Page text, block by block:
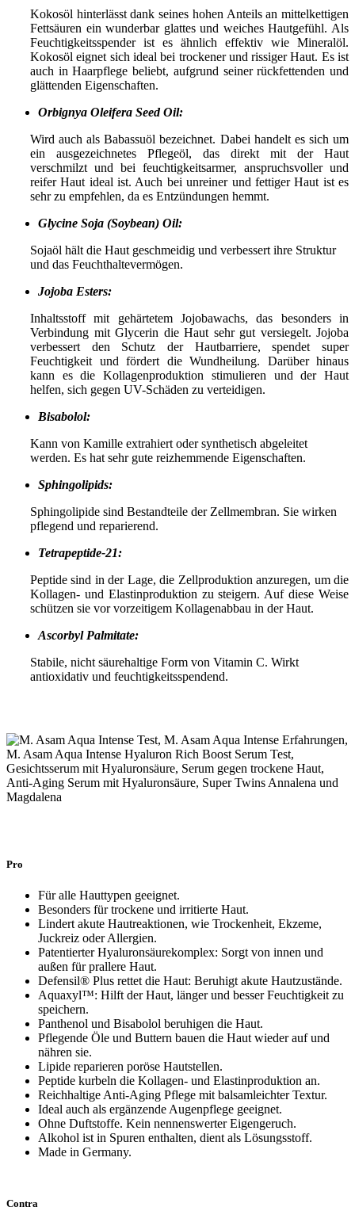
Kokosöl hinterlässt dank seines hohen Anteils an mittelkettigen
Fettsäuren ein wunderbar glattes und weiches Hautgefühl. Als
Feuchtigkeitsspender ist es ähnlich effektiv wie Mineralöl.
Kokosöl eignet sich ideal bei trockener und rissiger Haut. Es ist
auch in Haarpflege beliebt, aufgrund seiner rückfettenden und
glättenden Eigenschaften.
Orbignya Oleifera Seed Oil:
Wird auch als Babassuöl bezeichnet. Dabei handelt es sich um
ein ausgezeichnetes Pflegeöl, das direkt mit der Haut
verschmilzt und bei feuchtigkeitsarmer, anspruchsvoller und
reifer Haut ideal ist. Auch bei unreiner und fettiger Haut ist es
sehr zu empfehlen, da es Entzündungen hemmt.
Glycine Soja (Soybean) Oil:
Sojaöl hält die Haut geschmeidig und verbessert ihre Struktur
und das Feuchthaltevermögen.
Jojoba Esters:
Inhaltsstoff mit gehärtetem Jojobawachs, das besonders in
Verbindung mit Glycerin die Haut sehr gut versiegelt. Jojoba
verbessert den Schutz der Hautbarriere, spendet super
Feuchtigkeit und fördert die Wundheilung. Darüber hinaus
kann es die Kollagenproduktion stimulieren und der Haut
helfen, sich gegen UV-Schäden zu verteidigen.
Bisabolol:
Kann von Kamille extrahiert oder synthetisch abgeleitet
werden. Es hat sehr gute reizhemmende Eigenschaften.
Sphingolipids:
Sphingolipide sind Bestandteile der Zellmembran. Sie wirken
pflegend und reparierend.
Tetrapeptide-21:
Peptide sind in der Lage, die Zellproduktion anzuregen, um die
Kollagen- und Elastinproduktion zu steigern. Auf diese Weise
schützen sie vor vorzeitigem Kollagenabbau in der Haut.
Ascorbyl Palmitate:
Stabile, nicht säurehaltige Form von Vitamin C. Wirkt
antioxidativ und feuchtigkeitsspendend.
Pro
Für alle Hauttypen geeignet.
Besonders für trockene und irritierte Haut.
Lindert akute Hautreaktionen, wie Trockenheit, Ekzeme,
Juckreiz oder Allergien.
Patentierter Hyaluronsäurekomplex: Sorgt von innen und
außen für prallere Haut.
Defensil® Plus rettet die Haut: Beruhigt akute Hautzustände.
Aquaxyl™: Hilft der Haut, länger und besser Feuchtigkeit zu
speichern.
Panthenol und Bisabolol beruhigen die Haut.
Pflegende Öle und Buttern bauen die Haut wieder auf und
nähren sie.
Lipide reparieren poröse Hautstellen.
Peptide kurbeln die Kollagen- und Elastinproduktion an.
Reichhaltige Anti-Aging Pflege mit balsamleichter Textur.
Ideal auch als ergänzende Augenpflege geeignet.
Ohne Duftstoffe. Kein nennenswerter Eigengeruch.
Alkohol ist in Spuren enthalten, dient als Lösungsstoff.
Made in Germany.
Contra